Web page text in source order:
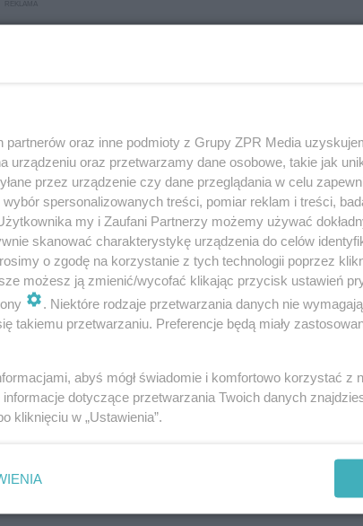
udało się uratować życie 72-latka. W
po raz kolejny udowodnili, że hasło
co dzień.
zawodach, które wy…
partnerów oraz inne podmioty z Grupy ZPR Media
urządzeniu oraz przetwarzamy dane osobowe, takie jak
przez urządzenie czy dane przeglądania w celu
spersonalizowanych treści, pomiar reklam i treści,
my i Zaufani Partnerzy możemy używać
skanować charakterystykę urządzenia do celów
o zgodę na korzystanie z tych technologii poprzez
możesz ją zmienić/wycofać klikając przycisk ustawień
. Niektóre rodzaje przetwarzania danych nie
takiemu przetwarzaniu. Preferencje będą miały
abyś mógł świadomie i komfortowo korzystać z
informacje dotyczące przetwarzania Twoich danych
kliknięciu w „Ustawienia”.